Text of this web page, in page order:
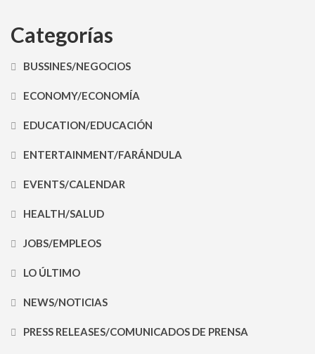
Categorías
BUSSINES/NEGOCIOS
ECONOMY/ECONOMÍA
EDUCATION/EDUCACIÓN
ENTERTAINMENT/FARÁNDULA
EVENTS/CALENDAR
HEALTH/SALUD
JOBS/EMPLEOS
LO ÚLTIMO
NEWS/NOTICIAS
PRESS RELEASES/COMUNICADOS DE PRENSA